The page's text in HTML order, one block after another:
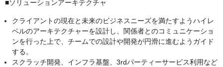
■ソリューションアーキテクチャ
クライアントの現在と未来のビジネスニーズを満たすようハイレ
ベルのアーキテクチャーを設計し、関係者とのコミュニケーショ
ンを行った上で、チームでの設計や開発が円滑に進むようガイド
する。
スクラッチ開発、インフラ基盤、3rdパーティーサービス利用など